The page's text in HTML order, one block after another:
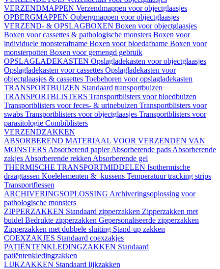
VERZENDMAPPEN Verzendmappen voor objectglaasjes
OPBERGMAPPEN Opbergmappen voor objectglaasjes
VERZEND- & OPSLAGBOXEN Boxen voor objectglaasjes
Boxen voor cassettes & pathologische monsters Boxen voor
individuele monsterafname Boxen voor bloedafname Boxen voor
monsterpotten Boxen voor gemengd gebruik
OPSLAGLADEKASTEN Opslagladekasten voor objectglaasjes
Opslagladekasten voor cassettes Opslagladekasten voor
objectglaasjes & cassettes Toebehoren voor opslagladekasten
TRANSPORTBUIZEN Standaard transportbuizen
TRANSPORTBLISTERS Transportblisters voor bloedbuizen
Transportblisters voor feces- & urinebuizen Transportblisters voor
swabs Transportblisters voor objectglaasjes Transportblisters voor
parasitologie Combiblisters
VERZENDZAKKEN
ABSORBEREND MATERIAAL VOOR VERZENDEN VAN
MONSTERS Absorberend papierAbsorberende pads Absorberende
zakjes Absorberende rekken Absorberende gel
THERMISCHE TRANSPORTMIDDELEN Isothermische
draagtassen Koelelementen & -kussens Temperatuur tracking strips
Transportflessen
ARCHIVERINGSOPLOSSING Archiveringsoplossing voor
pathologische monsters
ZIPPERZAKKEN Standaard zipperzakken Zipperzakken met
buidel Bedrukte zipperzakken Gepersonaliseerde zipperzakken
Zipperzakken met dubbele sluiting Stand-up zakken
COEXZAKJES Standaard coexzakjes
PATIËNTENKLEDINGZAKKEN Standaard
patiëntenkledingzakken
LIJKZAKKEN Standaard lijkzakken